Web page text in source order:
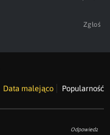
Zgłoś
Data malejąco Popularność
Odpowiedz